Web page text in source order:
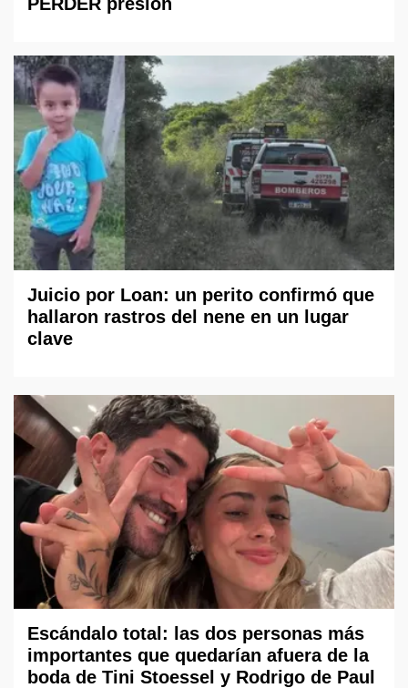
PERDER presión
Juicio por Loan: un perito confirmó que
hallaron rastros del nene en un lugar
clave
Escándalo total: las dos personas más
importantes que quedarían afuera de la
boda de Tini Stoessel y Rodrigo de Paul